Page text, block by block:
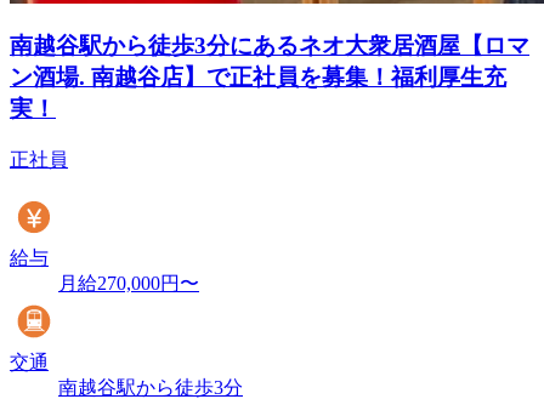
南越谷駅から徒歩3分にあるネオ大衆居酒屋【ロマ
ン酒場. 南越谷店】で正社員を募集！福利厚生充
実！
正社員
給与
月給270,000円〜
交通
南越谷駅から徒歩3分